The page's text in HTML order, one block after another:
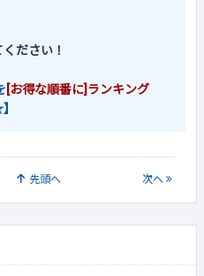
ださい！
[お得な順番に]ランキング
先頭へ 次へ